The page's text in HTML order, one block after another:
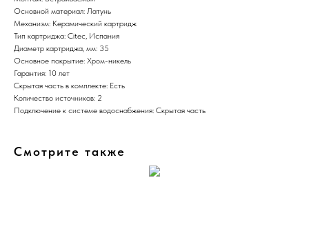
Основной материал: Латунь
Механизм: Керамический картридж
Тип картриджа: Citec, Испания
Диаметр картриджа, мм: 35
Основное покрытие: Хром-никель
Гарантия: 10 лет
Скрытая часть в комплекте: Есть
Количество источников: 2
Подключение к системе водоснабжения: Скрытая часть
Смотрите также